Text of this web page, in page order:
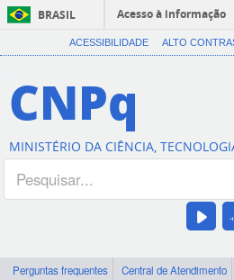
BRASIL
Acesso à informação
ACESSIBILIDADE ALTO
CNPq
MINISTÉRIO DA CIÊNCIA,
Perguntas frequentes Central de Atendimento